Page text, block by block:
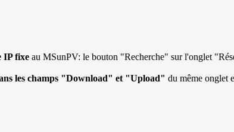
IP fixe au MSunPV: le bouton "Recherche" sur l'onglet
les champs "Download" et "Upload" du même onglet